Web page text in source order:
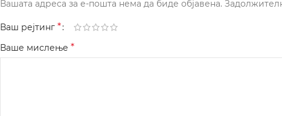
Вашата адреса за е-пошта нема да биде објавена.
Ваш рејтинг *
Ваше мислење *